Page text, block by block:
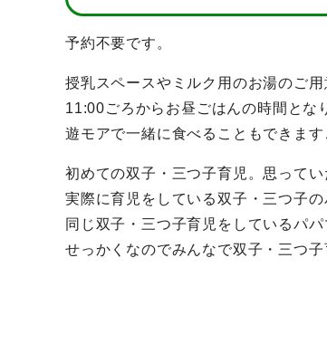
予約不要です。
授乳スペースやミルク用のお湯のご用
11:00ごろからお昼ごはんの時間とな
遊モアで一緒に食べることもできま
初めての双子・三つ子育児。思って
実際に育児をしている双子・三つ子
同じ双子・三つ子育児をしているパ
せっかくなのでみんなで双子・三つ